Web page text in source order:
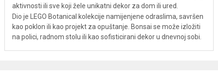
aktivnosti ili sve koji žele unikatni dekor za dom ili ured.
Dio je LEGO Botanical kolekcije namijenjene odraslima, savršen
kao poklon ili kao projekt za opuštanje. Bonsai se može izložiti
na polici, radnom stolu ili kao sofisticirani dekor u dnevnoj sobi.